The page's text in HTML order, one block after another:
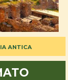
ANTICA